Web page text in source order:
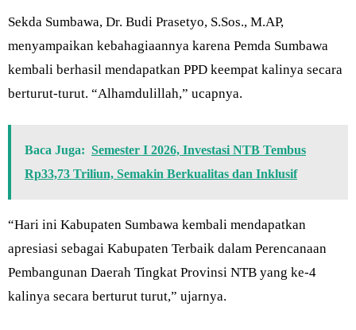
Sekda Sumbawa, Dr. Budi Prasetyo, S.Sos., M.AP,
menyampaikan kebahagiaannya karena Pemda Sumbawa
kembali berhasil mendapatkan PPD keempat kalinya secara
berturut-turut. “Alhamdulillah,” ucapnya.
Baca Juga: Semester I 2026, Investasi NTB Tembus
Rp33,73 Triliun, Semakin Berkualitas dan Inklusif
“Hari ini Kabupaten Sumbawa kembali mendapatkan
apresiasi sebagai Kabupaten Terbaik dalam Perencanaan
Pembangunan Daerah Tingkat Provinsi NTB yang ke-4
kalinya secara berturut turut,” ujarnya.